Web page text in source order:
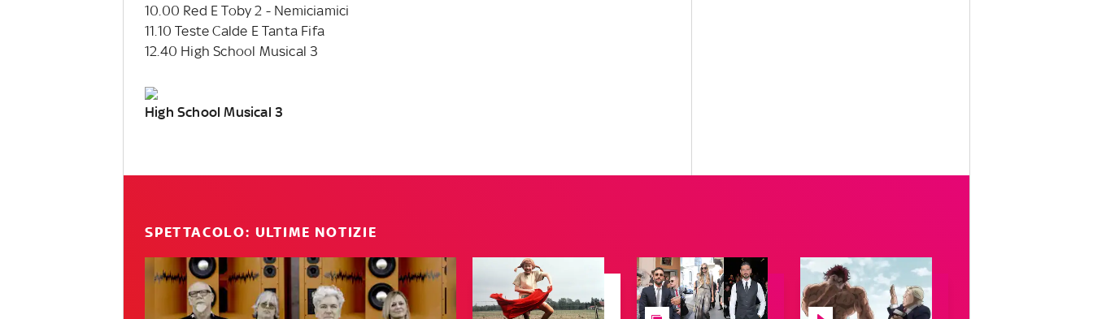
10.00 Red E Toby 2 - Nemiciamici
11.10 Teste Calde E Tanta Fifa
12.40 High School Musical 3
High School Musical 3
SPETTACOLO: ULTIME NOTIZIE